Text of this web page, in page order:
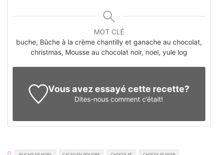
MOT CLÉ
buche, Bûche à la crème chantilly et ganache au chocolat,
christmas, Mousse au chocolat noir, noel, yule log
Vous avez essayé cette recette?
Dites-nous comment c’était!